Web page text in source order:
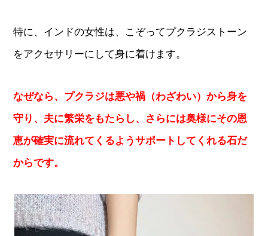
特に、インドの女性は、こぞってプクラジストーン
をアクセサリーにして身に着けます。
なぜなら、プクラジは悪や禍（わざわい）から身を
守り、夫に繁栄をもたらし、さらには奥様にその恩
恵が確実に流れてくるようサポートしてくれる石だ
からです。